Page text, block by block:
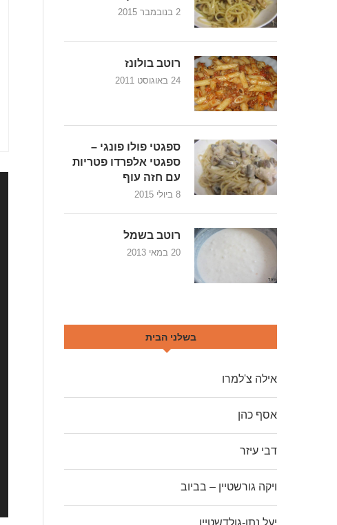
2 בנובמבר 2015
רוטב בולונז
24 באוגוסט 2011
ספגטי פולו פונגי –
ספגטי אלפרדו פטריות
עם חזה עוף
8 ביולי 2015
רוטב בשמל
20 במאי 2013
בשלני הבית
אילה צ'למרו
אסף כהן
דבי עיזר
ויקה גורשטיין – בביוב
יעל נתן-גולדשטיין